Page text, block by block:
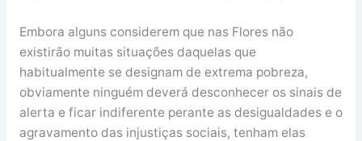
Embora alguns considerem que nas Flores não
existirão muitas situações daquelas que
habitualmente se designam de extrema pobreza,
obviamente ninguém deverá desconhecer os sinais de
alerta e ficar indiferente perante as desigualdades e o
agravamento das injustiças sociais, tenham elas